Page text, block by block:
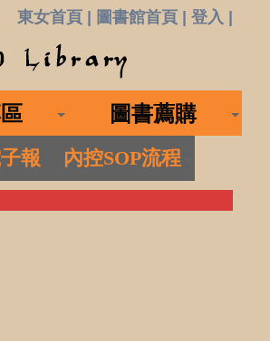
東女首頁 | 圖書館首頁 | 登入 |
圖書薦購
報 內控SOP流程